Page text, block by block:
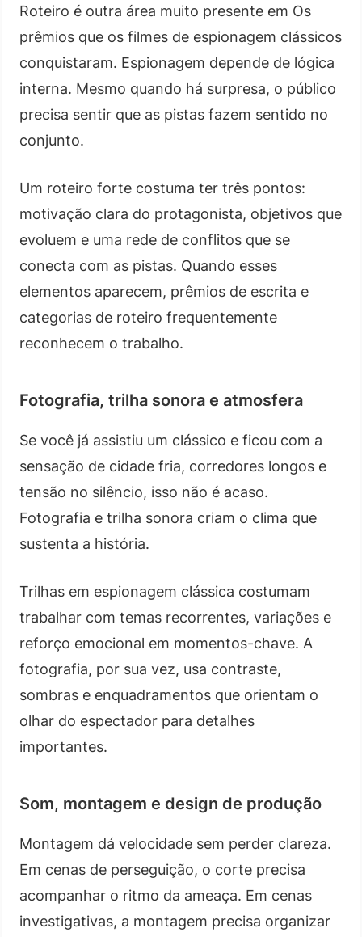
Roteiro é outra área muito presente em Os
prêmios que os filmes de espionagem clássicos
conquistaram. Espionagem depende de lógica
interna. Mesmo quando há surpresa, o público
precisa sentir que as pistas fazem sentido no
conjunto.
Um roteiro forte costuma ter três pontos:
motivação clara do protagonista, objetivos que
evoluem e uma rede de conflitos que se
conecta com as pistas. Quando esses
elementos aparecem, prêmios de escrita e
categorias de roteiro frequentemente
reconhecem o trabalho.
Fotografia, trilha sonora e atmosfera
Se você já assistiu um clássico e ficou com a
sensação de cidade fria, corredores longos e
tensão no silêncio, isso não é acaso.
Fotografia e trilha sonora criam o clima que
sustenta a história.
Trilhas em espionagem clássica costumam
trabalhar com temas recorrentes, variações e
reforço emocional em momentos-chave. A
fotografia, por sua vez, usa contraste,
sombras e enquadramentos que orientam o
olhar do espectador para detalhes
importantes.
Som, montagem e design de produção
Montagem dá velocidade sem perder clareza.
Em cenas de perseguição, o corte precisa
acompanhar o ritmo da ameaça. Em cenas
investigativas, a montagem precisa organizar